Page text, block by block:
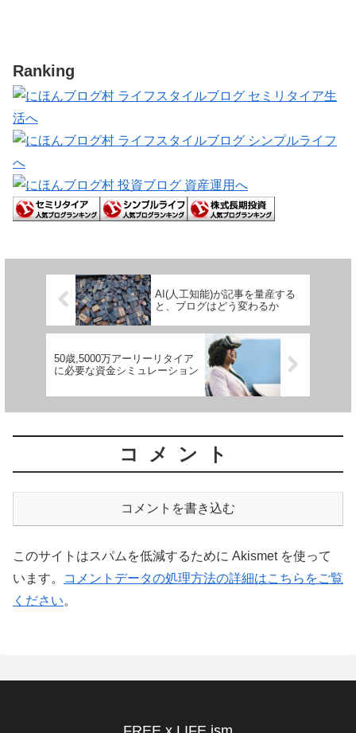
Ranking
AI(人工知能)が記事を量産する
と、ブログはどう変わるか
50歳,5000万アーリーリタイア
に必要な資金シミュレーション
コメント
コメントを書き込む
このサイトはスパムを低減するために Akismet を使って
います。
コメントデータの処理方法の詳細はこちらをご覧
ください。